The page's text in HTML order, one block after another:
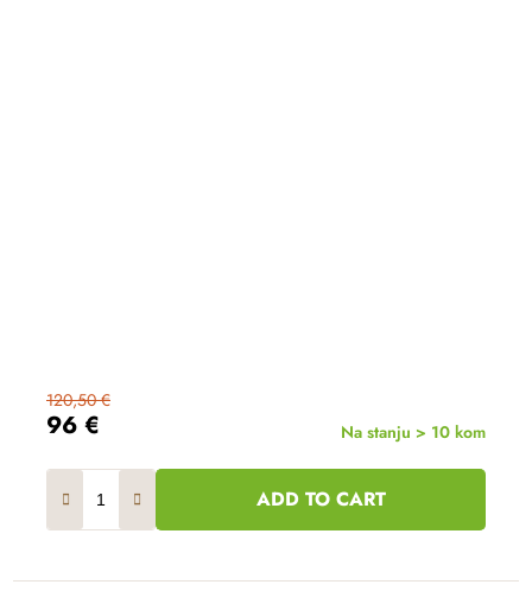
96 €
120,50 €
Na stanju > 10 kom
ADD TO CART